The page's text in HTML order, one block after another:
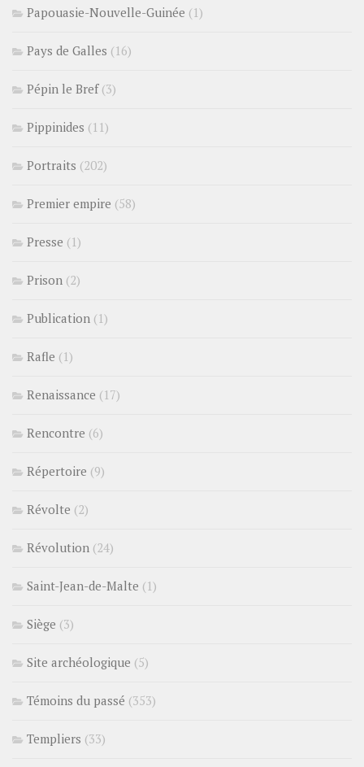
Papouasie-Nouvelle-Guinée (1)
Pays de Galles (16)
Pépin le Bref(3)
Pippinides (11)
Portraits (202)
Premier empire (58)
Presse (1)
Prison (2)
Publication (1)
Rafle (1)
Renaissance (17)
Rencontre (6)
Répertoire (9)
Révolte (2)
Révolution (24)
Saint-Jean-de-Malte (1)
Siège (3)
Site archéologique (5)
Témoins du passé (353)
Templiers (33)